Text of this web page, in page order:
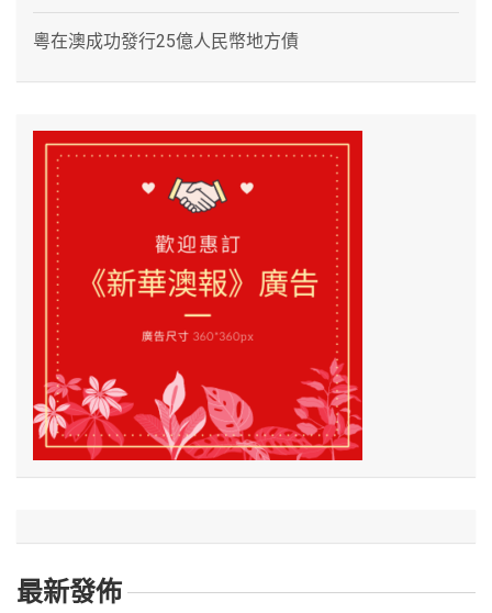
粵在澳成功發行25億人民幣地方債
最新發佈